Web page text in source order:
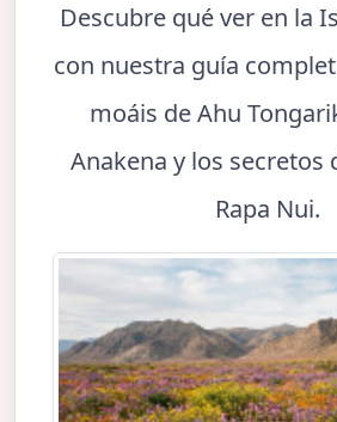
Descubre qué ver en la
con nuestra guía
moáis de Ahu
Anakena y los secretos
Rapa Nui.